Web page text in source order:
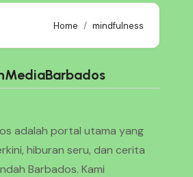
Home mindfulness
adalah portal utama yang
hiburan seru, dan cerita
Barbados. Kami